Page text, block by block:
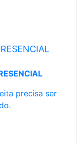
precisa ser